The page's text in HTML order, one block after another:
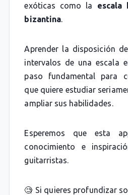
exóticas como la escala
bizantina.
Aprender la disposición
intervalos de una escala
paso fundamental para
que quiere estudiar
ampliar sus habilidades.
Esperemos que esta
conocimiento e
guitarristas.
🧐 Si quieres profundizar